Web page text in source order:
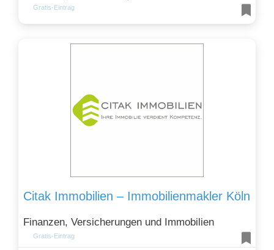
Gratis-Eintrag
Citak Immobilien – Immobilienmakler Köln
Finanzen, Versicherungen und Immobilien
Gratis-Eintrag